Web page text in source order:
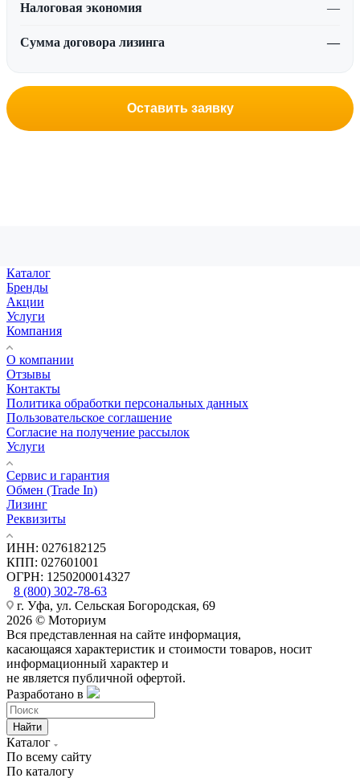
Налоговая экономия —
Сумма договора лизинга —
Оставить заявку
Каталог
Бренды
Акции
Услуги
Компания
О компании
Отзывы
Контакты
Политика обработки персональных данных
Пользовательское соглашение
Согласие на получение рассылок
Услуги
Сервис и гарантия
Обмен (Trade In)
Лизинг
Реквизиты
ИНН: 0276182125
КПП: 027601001
ОГРН: 1250200014327
8 (800) 302-78-63
г. Уфа, ул. Сельская Богородская, 69
2026 © Моториум
Вся представленная на сайте информация,
касающаяся характеристик и стоимости товаров, носит
информационный характер и
не является публичной офертой.
Разработано в
Найти
Каталог
По всему сайту
По каталогу